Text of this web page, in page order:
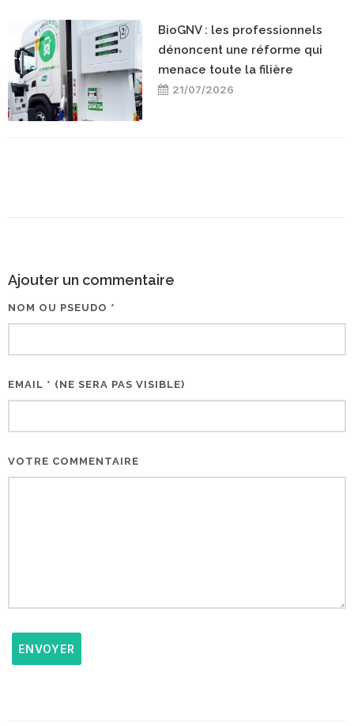
BioGNV : les professionnels
dénoncent une réforme qui
menace toute la filière
21/07/2026
Ajouter un commentaire
NOM OU PSEUDO *
EMAIL * (NE SERA PAS VISIBLE)
VOTRE COMMENTAIRE
ENVOYER